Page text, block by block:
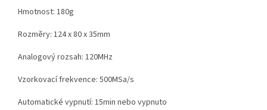
Hmotnost: 180g
Rozměry: 124x 80 x 35mm
Analogový rozsah: 120MHz
Vzorkovací frekvence: 500MSa/s
Automatické vypnutí: 15min nebo vypnuto